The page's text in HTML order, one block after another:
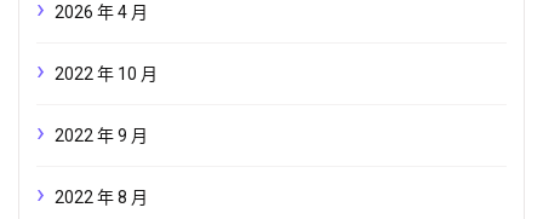
2026 年 4 月
2022 年 10 月
2022 年 9 月
2022 年 8 月